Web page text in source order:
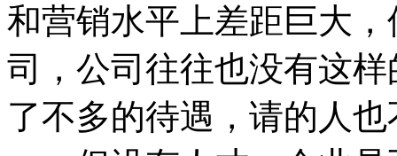
和营销水平上差距巨大
司，公司往往也没有这
了不多的待遇，请的人